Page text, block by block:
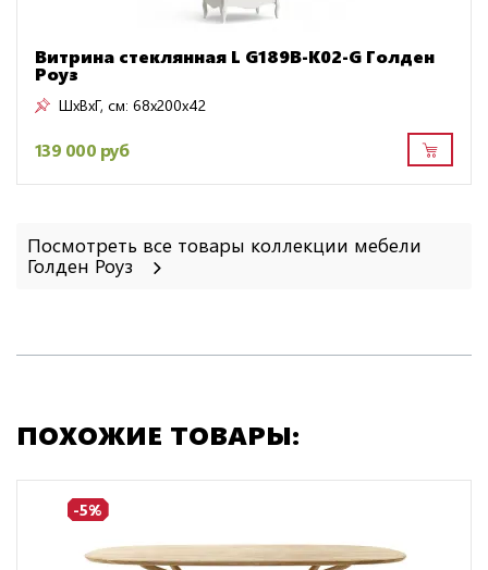
Витрина стеклянная L G189B-K02-G Голден
Роуз
ШxВxГ, см: 68x200x42
139 000 руб
Посмотреть все товары коллекции мебели
Голден Роуз
ПОХОЖИЕ ТОВАРЫ:
-5%